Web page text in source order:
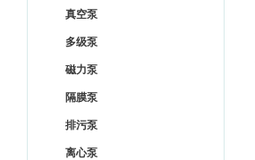
真空泵
多级泵
磁力泵
隔膜泵
排污泵
离心泵